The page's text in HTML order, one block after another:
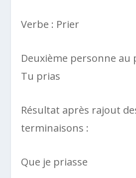
Verbe : Prier
Deuxième personne au
Tu prias
Résultat après rajout
terminaisons :
Que je priasse